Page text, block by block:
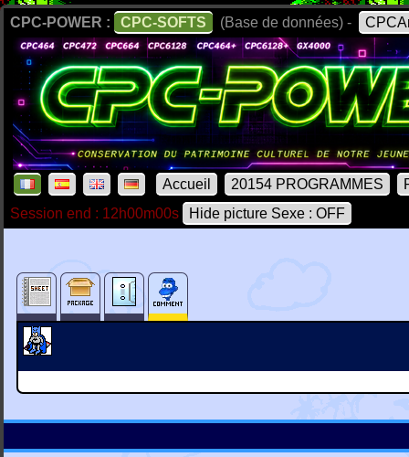
CPC-POWER : CPC-SOFTS (Base de données) -
Accueil 20154 PROGRAMMES
Session end : 12h00m00s
Hide picture Sexe : OFF